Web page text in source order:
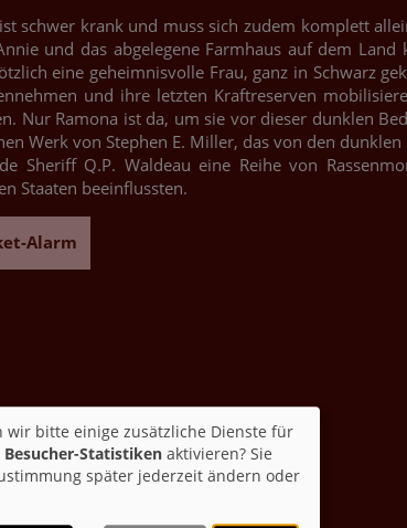
schwer krank und muss sich zudem komplett
und das abgelegene Farmhaus auf dem
eine geheimnisvolle Frau, ganz in Schwarz
und ihre letzten Kraftreserven
Nur Ramona ist da, um sie vor dieser dunklen
Werk von Stephen E. Miller, das von den
Sheriff Q.P. Waldeau eine Reihe von
Staaten beeinflussten.
Alarm
wir bitte einige zusätzliche Dienste für
Statistiken aktivieren? Sie
später jederzeit ändern oder